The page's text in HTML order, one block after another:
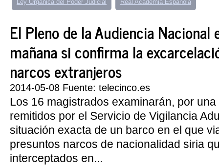
Ley Orgánica del Poder Judicial Real Academia Española
El Pleno de la Audiencia Nacional
mañana si confirma la
narcos extranjeros
2014-05-08 Fuente: telecinco.es
Los 16 magistrados examinarán, por
remitidos por el Servicio de Vigilancia
situación exacta de un barco en el que
presuntos narcos de nacionalidad siria
interceptados en...